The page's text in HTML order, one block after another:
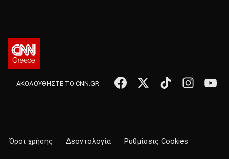
ΑΚΟΛΟΥΘΗΣΤΕ ΤΟ CNN.GR
Όροι χρήσης Δεοντολογία Ρυθμίσεις Cookies